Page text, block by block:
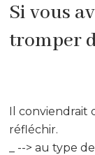
Si vous
tromper
Il conviendrait
réfléchir.
_ --> au type